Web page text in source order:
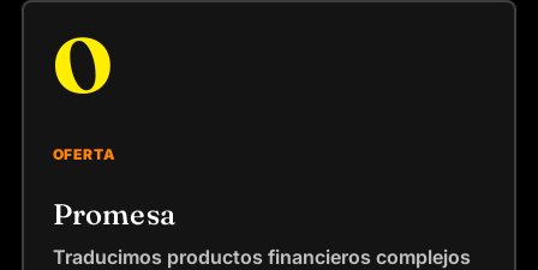
O
OFERTA
Promesa
Traducimos productos financieros complejos